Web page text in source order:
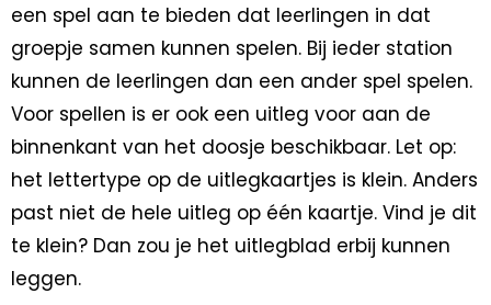
een spel aan te bieden dat leerlingen in dat
groepje samen kunnen spelen. Bij ieder station
kunnen de leerlingen dan een ander spel spelen.
Voor spellen is er ook een uitleg voor aan de
binnenkant van het doosje beschikbaar. Let op:
het lettertype op de uitlegkaartjes is klein. Anders
past niet de hele uitleg op één kaartje. Vind je dit
te klein? Dan zou je het uitlegblad erbij kunnen
leggen.